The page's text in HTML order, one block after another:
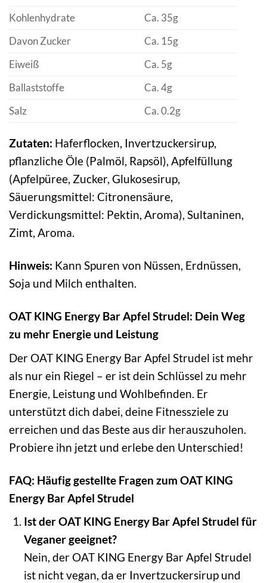
Kohlenhydrate
Ca. 35g
Davon Zucker
Ca. 15g
Eiweiß
Ca. 5g
Ballaststoffe
Ca. 4g
Salz
Ca. 0.2g
Zutaten: Haferflocken, Invertzuckersirup,
pflanzliche Öle (Palmöl, Rapsöl), Apfelfüllung
(Apfelpüree, Zucker, Glukosesirup,
Säuerungsmittel: Citronensäure,
Verdickungsmittel: Pektin, Aroma), Sultaninen,
Zimt, Aroma.
Hinweis: Kann Spuren von Nüssen, Erdnüssen,
Soja und Milch enthalten.
OAT KING Energy Bar Apfel Strudel: Dein Weg
zu mehr Energie und Leistung
Der OAT KING Energy Bar Apfel Strudel ist mehr
als nur ein Riegel – er ist dein Schlüssel zu mehr
Energie, Leistung und Wohlbefinden. Er
unterstützt dich dabei, deine Fitnessziele zu
erreichen und das Beste aus dir herauszuholen.
Probiere ihn jetzt und erlebe den Unterschied!
FAQ: Häufig gestellte Fragen zum OAT KING
Energy Bar Apfel Strudel
Ist der OAT KING Energy Bar Apfel Strudel für
Veganer geeignet?
Nein, der OAT KING Energy Bar Apfel Strudel
ist nicht vegan, da er Invertzuckersirup und